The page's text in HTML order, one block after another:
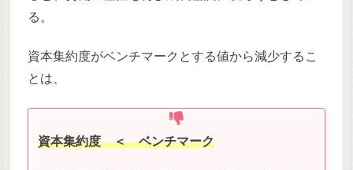
る。
資本集約度がベンチマークとする値から減少するこ
とは、
資本集約度 ＜ ベンチマーク